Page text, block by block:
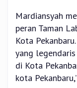
Mardiansyah
peran Taman
Kota
yang
di Kota
kota